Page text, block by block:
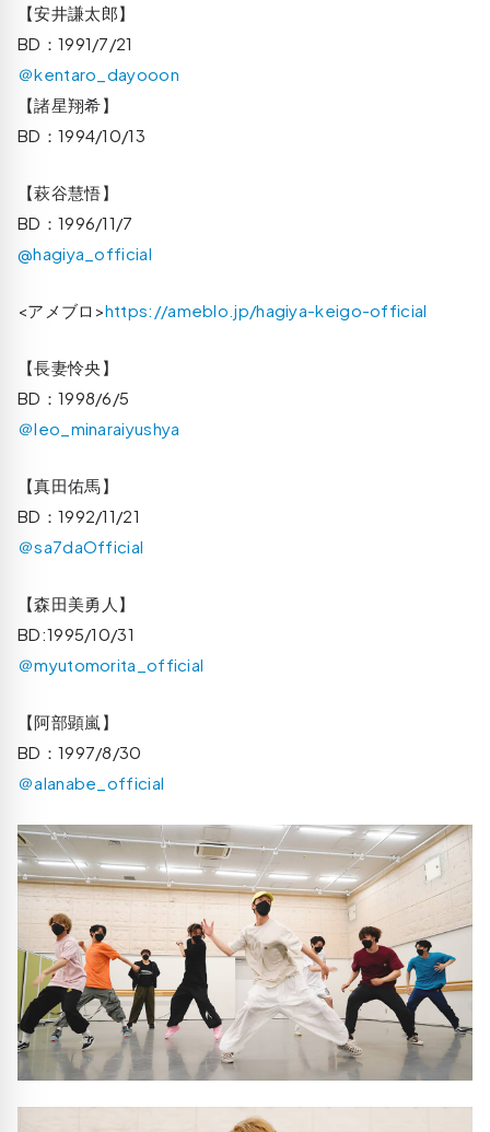
【安井謙太郎】
BD：1991/7/21
＠kentaro_dayooon
【諸星翔希】
BD：1994/10/13
【萩谷慧悟】
BD：1996/11/7
@hagiya_official
<アメブロ>https://ameblo.jp/hagiya-keigo-official
【長妻怜央】
BD：1998/6/5
＠leo_minaraiyushya
【真田佑馬】
BD：1992/11/21
＠sa7daOfficial
【森田美勇人】
BD:1995/10/31
＠myutomorita_official
【阿部顕嵐】
BD：1997/8/30
＠alanabe_official